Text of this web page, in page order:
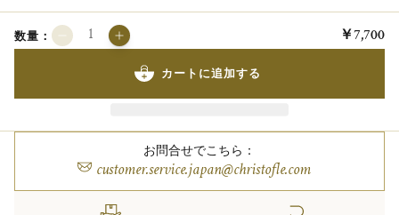
数量： ￥7,700
カートに追加する
お問合せでこちら：
customer.service.japan@christofle.com